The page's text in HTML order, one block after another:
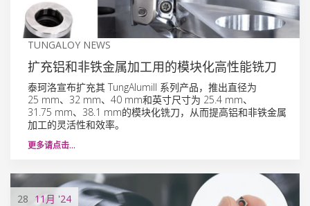
TUNGALOY NEWS
扩充铝和非铁金属加工用的模块化高性能铣刀
泰珂洛宣布扩充其 TungAlumill 系列产品，推出直径为
25 mm、32 mm、40 mm和英寸尺寸为 25.4 mm、
31.75 mm、38.1 mm的模块化铣刀，从而提高铝和非铁金属
加工的灵活性和效率。
更多请点击…
28 11月 '24